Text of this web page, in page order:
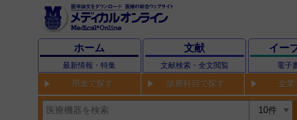
ホーム
最新情報・特集
文献
文献検索・全文閲覧
イー
電子
用途で探す 診療科目で探す 企業